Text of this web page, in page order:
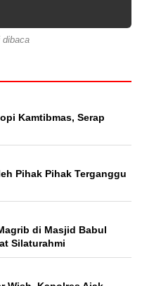
dibaca
Kamtibmas, Serap
Pihak Pihak Terganggu
di Masjid Babul
Silaturahmi